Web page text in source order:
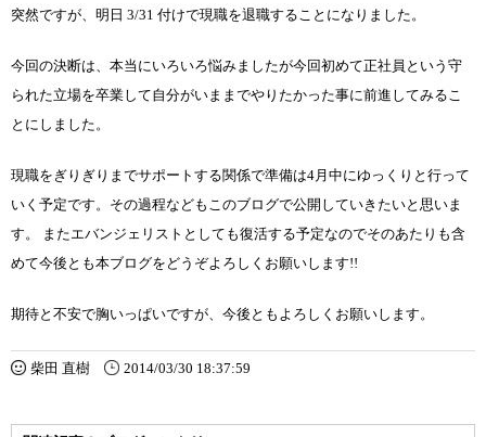
突然ですが、明日 3/31 付けで現職を退職することになりました。
今回の決断は、本当にいろいろ悩みましたが今回初めて正社員という守
られた立場を卒業して自分がいままでやりたかった事に前進してみるこ
とにしました。
現職をぎりぎりまでサポートする関係で準備は4月中にゆっくりと行って
いく予定です。その過程などもこのブログで公開していきたいと思いま
す。 またエバンジェリストとしても復活する予定なのでそのあたりも含
めて今後とも本ブログをどうぞよろしくお願いします!!
期待と不安で胸いっぱいですが、今後ともよろしくお願いします。
柴田 直樹 2014/03/30 18:37:59